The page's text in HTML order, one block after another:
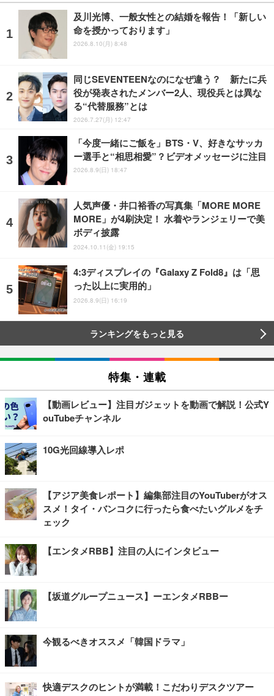
及川光博、一般女性との結婚を報告！「新しい
命を授かっております」
2026.8.10(月) 8:48
同じSEVENTEENなのになぜ違う？ 新たに兵
役が発表されたメンバー2人、現役兵とは異な
る“代替服務”とは
2026.7.27(月) 12:47
「今度一緒にご飯を」BTS・V、好きなサッカ
ー選手と“相思相愛”？ビデオメッセージに注目
2026.8.9(日) 18:47
人気声優・井口裕香の写真集「MORE MORE
MORE」が4刷決定！ 水着やランジェリーで美
ボディ披露
2024.10.11(金) 19:15
4:3ディスプレイの『Galaxy Z Fold8』は「思
った以上に実用的」
2026.8.9(日) 16:19
ランキングをもっと見る
特集・連載
【動画レビュー】注目ガジェットを動画で解説！公式Y
ouTubeチャンネル
10G光回線導入レポ
【アジア美食レポート】編集部注目のYouTuberがオス
スメ！タイ・バンコクに行ったら食べたいグルメをチ
ェック
【エンタメRBB】注目の人にインタビュー
【坂道グループニュース】ーエンタメRBBー
今観るべきオススメ「韓国ドラマ」
快適デスクのヒントが満載！こだわりデスクツアー